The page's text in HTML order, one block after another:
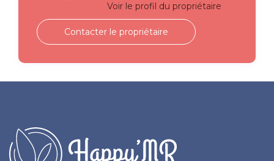
Voir le profil du propriétaire
Contacter le propriétaire